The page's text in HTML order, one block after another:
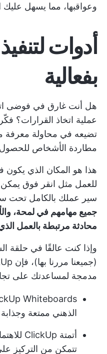
وعواقبها، مما يسهل عليك
بفعالية
هل أنت غارق في فوضى
عملية اتخاذ القرارات؟
تضيعه في محاولة معرفة
مطاردة الأشخاص للحصول
هذا هو المكان الذي
للعمل مثل انقر فوق
سير عملك بالكامل تحت
جميع مهامهم في لمحة،
محادثة مرتبطة بالعمل
وإذا كنت عالقًا في حلقة
مدمجة لمساعدتك على
Whiteboards
الذهني ممتعة
أتمتة ClickUp
تتمكن من التركيز على